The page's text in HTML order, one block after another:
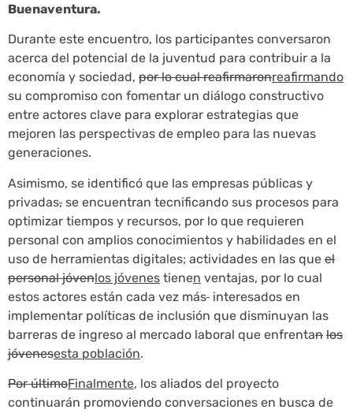
Buenaventura.
Durante este encuentro, los participantes conversaron
acerca del potencial de la juventud para contribuir a la
economía y sociedad, por lo cual reafirmaronreafirmando
su compromiso con fomentar un diálogo constructivo
entre actores clave para explorar estrategias que
mejoren las perspectivas de empleo para las nuevas
generaciones.
Asimismo, se identificó que las empresas públicas y
privadas, se encuentran tecnificando sus procesos para
optimizar tiempos y recursos, por lo que requieren
personal con amplios conocimientos y habilidades en el
uso de herramientas digitales; actividades en las que el
personal jóvenlos jóvenes tienen ventajas, por lo cual
estos actores están cada vez más interesados en
implementar políticas de inclusión que disminuyan las
barreras de ingreso al mercado laboral que enfrentan los
jóvenesesta población.
Por últimoFinalmente, los aliados del proyecto
continuarán promoviendo conversaciones en busca de